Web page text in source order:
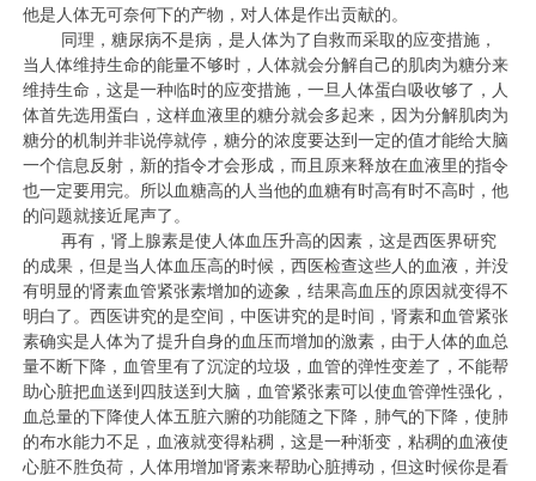
他是人体无可奈何下的产物，对人体是作出贡献的。
同理，糖尿病不是病，是人体为了自救而采取的应变措施，
当人体维持生命的能量不够时，人体就会分解自己的肌肉为糖分来
维持生命，这是一种临时的应变措施，一旦人体蛋白吸收够了，人
体首先选用蛋白，这样血液里的糖分就会多起来，因为分解肌肉为
糖分的机制并非说停就停，糖分的浓度要达到一定的值才能给大脑
一个信息反射，新的指令才会形成，而且原来释放在血液里的指令
也一定要用完。所以血糖高的人当他的血糖有时高有时不高时，他
的问题就接近尾声了。
再有，肾上腺素是使人体血压升高的因素，这是西医界研究
的成果，但是当人体血压高的时候，西医检查这些人的血液，并没
有明显的肾素血管紧张素增加的迹象，结果高血压的原因就变得不
明白了。西医讲究的是空间，中医讲究的是时间，肾素和血管紧张
素确实是人体为了提升自身的血压而增加的激素，由于人体的血总
量不断下降，血管里有了沉淀的垃圾，血管的弹性变差了，不能帮
助心脏把血送到四肢送到大脑，血管紧张素可以使血管弹性强化，
血总量的下降使人体五脏六腑的功能随之下降，肺气的下降，使肺
的布水能力不足，血液就变得粘稠，这是一种渐变，粘稠的血液使
心脏不胜负荷，人体用增加肾素来帮助心脏搏动，但这时候你是看